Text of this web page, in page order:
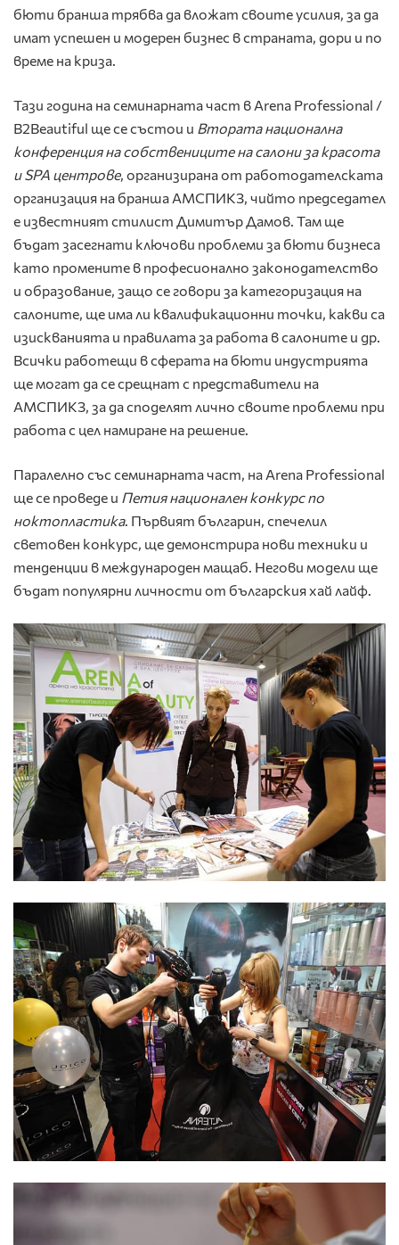
бюти бранша трябва да вложат своите усилия, за да
имат успешен и модерен бизнес в страната, дори и по
време на криза.
Тази година на семинарната част в Arena Professional /
B2Beautiful ще се състои и Втората национална
конференция на собствениците на салони за красота
иSPA центрове, организирана от работодателската
организация на бранша АМСПИКЗ, чийто председател
е известният стилист Димитър Дамов. Там ще
бъдат засегнати ключови проблеми за бюти бизнеса
като промените в професионално законодателство
и образование, защо се говори за категоризация на
салоните, ще има ли квалификационни точки, какви са
изискванията и правилата за работа в салоните и др.
Всички работещи в сферата на бюти индустрията
ще могат да се срещнат с представители на
АМСПИКЗ, за да споделят лично своите проблеми при
работа с цел намиране на решение.
Паралелно със семинарната част, на Arena Professional
ще се проведе и Петиянационален конкурс по
ноктопластика. Първият българин, спечелил
световен конкурс, ще демонстрира нови техники и
тенденции в международен мащаб. Негови модели ще
бъдат популярни личности от българския хай лайф.